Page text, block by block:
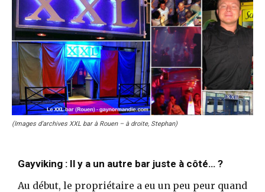
(Images d’archives XXL bar à Rouen – à droite, Stephan)
Gayviking : Il y a un autre bar juste à côté… ?
Au début, le propriétaire a eu un peu peur quand